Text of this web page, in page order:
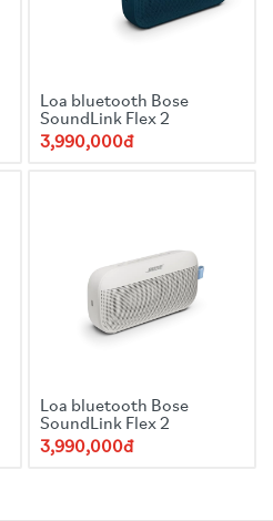
Loa bluetooth Bose
SoundLink Flex 2
3,990,000đ
Loa bluetooth Bose
SoundLink Flex 2
3,990,000đ